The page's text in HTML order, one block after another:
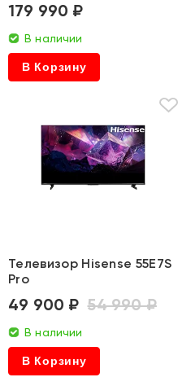
179 990 ₽
В наличии
В Корзину
Телевизор Hisense 55E7S
Pro
49 900 ₽ 54 990 ₽
В наличии
В Корзину